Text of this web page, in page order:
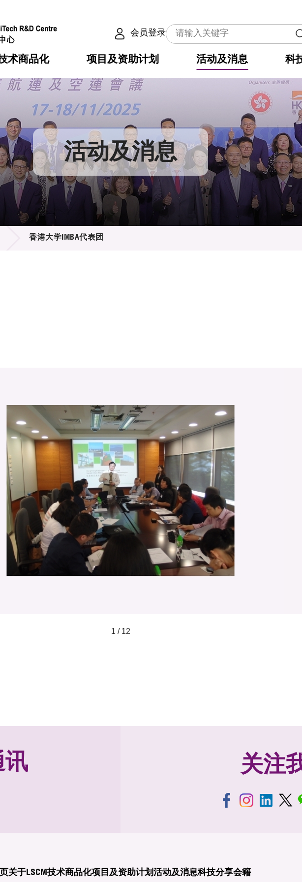
会员登录
介
构
构
问
告
术商品化
授权之技术
公共服务之创新技术
目
项目及资助计划
划
划
划
惠
发项目计划书
料库
活动及消息
心
导
心
物
科
服务
表
入 活动及消息
香港大学IMBA代表团
1 / 12
讯 关注
关于LSCM技术商品化项目及资助计划活动及消息科技分享会籍